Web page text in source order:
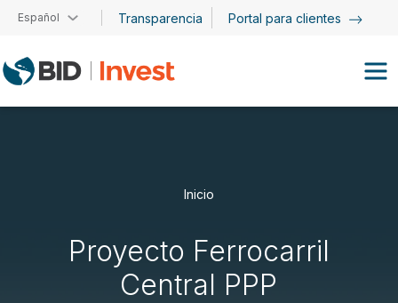
Pasar al contenido principal
Español Transparencia Portal para clientes
Inicio
Proyecto Ferrocarril
Central PPP